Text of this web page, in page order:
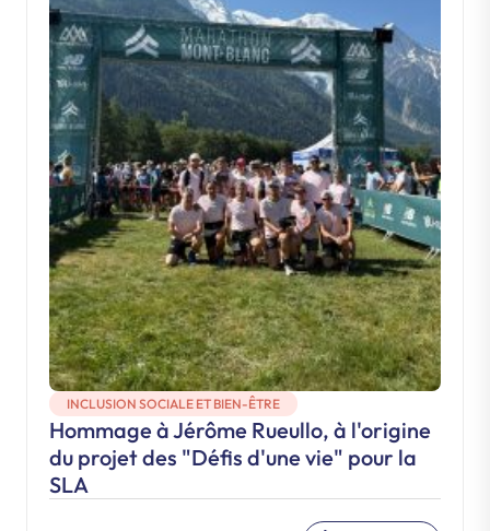
INCLUSION SOCIALE ET BIEN-ÊTRE
Hommage à Jérôme Rueullo, à l'origine
du projet des "Défis d'une vie" pour la
SLA